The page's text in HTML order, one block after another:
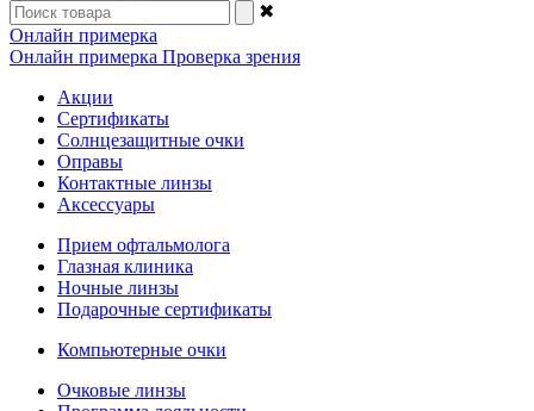
✖
Онлайн примерка
Онлайн примерка Проверка зрения
Акции
Сертификаты
Солнцезащитные очки
Оправы
Контактные линзы
Аксессуары
Прием офтальмолога
Глазная клиника
Ночные линзы
Подарочные сертификаты
Компьютерные очки
Очковые линзы